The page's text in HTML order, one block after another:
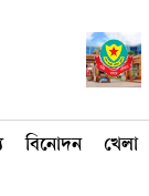
বিনোদন খেলা